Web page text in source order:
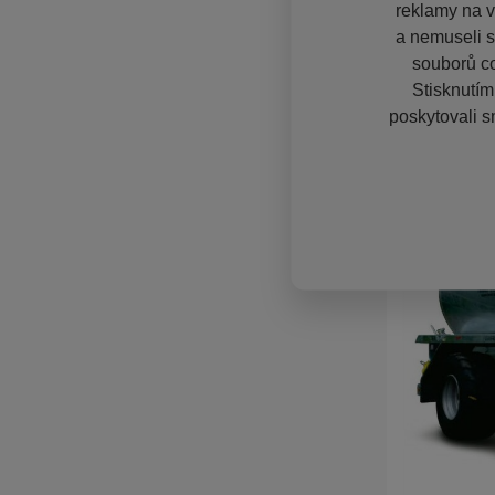
reklamy na
a nemuseli
souborů
poskytovali